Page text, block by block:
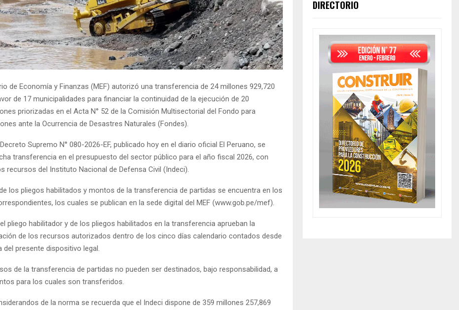
de Economía y Finanzas (MEF) autorizó una transferencia de 24 millones 929,720
de 17 municipalidades para financiar la continuidad de la ejecución de 20
priorizadas en el Acta N° 52 de la Comisión Multisectorial del Fondo para
ante la Ocurrencia de Desastres Naturales (Fondes).
Supremo N° 080-2026-EF, publicado hoy en el diario oficial El Peruano, se
transferencia en el presupuesto del sector público para el año fiscal 2026, con
recursos del Instituto Nacional de Defensa Civil (Indeci).
los pliegos habilitados y montos de la transferencia de partidas se encuentra en los
los cuales se publican en la sede digital del MEF (www.gob.pe/mef).
pliego habilitador y de los pliegos habilitados en la transferencia aprueban la
de los recursos autorizados dentro de los cinco días calendario contados desde
del presente dispositivo legal.
de la transferencia de partidas no pueden ser destinados, bajo responsabilidad, a
para los cuales son transferidos.
de la norma se recuerda que el Indeci dispone de 359 millones 257,869
DIRECTORIO